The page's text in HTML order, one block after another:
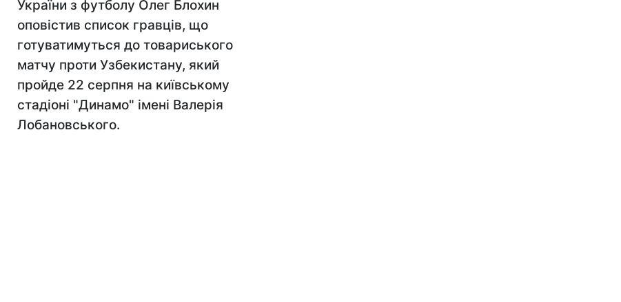
України з футболу Олег Блохин
оповістив список гравців, що
готуватимуться до товариського
матчу проти Узбекистану, який
пройде 22 серпня на київському
стадіоні "Динамо" імені Валерія
Лобановського.